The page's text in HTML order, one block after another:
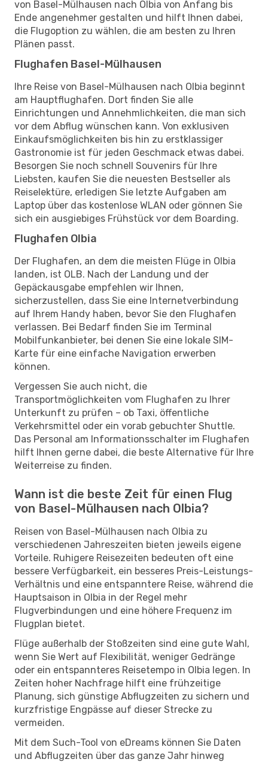
von Basel-Mülhausen nach Olbia von Anfang bis
Ende angenehmer gestalten und hilft Ihnen dabei,
die Flugoption zu wählen, die am besten zu Ihren
Plänen passt.
Flughafen Basel-Mülhausen
Ihre Reise von Basel-Mülhausen nach Olbia beginnt
am Hauptflughafen. Dort finden Sie alle
Einrichtungen und Annehmlichkeiten, die man sich
vor dem Abflug wünschen kann. Von exklusiven
Einkaufsmöglichkeiten bis hin zu erstklassiger
Gastronomie ist für jeden Geschmack etwas dabei.
Besorgen Sie noch schnell Souvenirs für Ihre
Liebsten, kaufen Sie die neuesten Bestseller als
Reiselektüre, erledigen Sie letzte Aufgaben am
Laptop über das kostenlose WLAN oder gönnen Sie
sich ein ausgiebiges Frühstück vor dem Boarding.
Flughafen Olbia
Der Flughafen, an dem die meisten Flüge in Olbia
landen, ist OLB. Nach der Landung und der
Gepäckausgabe empfehlen wir Ihnen,
sicherzustellen, dass Sie eine Internetverbindung
auf Ihrem Handy haben, bevor Sie den Flughafen
verlassen. Bei Bedarf finden Sie im Terminal
Mobilfunkanbieter, bei denen Sie eine lokale SIM-
Karte für eine einfache Navigation erwerben
können.
Vergessen Sie auch nicht, die
Transportmöglichkeiten vom Flughafen zu Ihrer
Unterkunft zu prüfen – ob Taxi, öffentliche
Verkehrsmittel oder ein vorab gebuchter Shuttle.
Das Personal am Informationsschalter im Flughafen
hilft Ihnen gerne dabei, die beste Alternative für Ihre
Weiterreise zu finden.
Wann ist die beste Zeit für einen Flug
von Basel-Mülhausen nach Olbia?
Reisen von Basel-Mülhausen nach Olbia zu
verschiedenen Jahreszeiten bieten jeweils eigene
Vorteile. Ruhigere Reisezeiten bedeuten oft eine
bessere Verfügbarkeit, ein besseres Preis-Leistungs-
Verhältnis und eine entspanntere Reise, während die
Hauptsaison in Olbia in der Regel mehr
Flugverbindungen und eine höhere Frequenz im
Flugplan bietet.
Flüge außerhalb der Stoßzeiten sind eine gute Wahl,
wenn Sie Wert auf Flexibilität, weniger Gedränge
oder ein entspannteres Reisetempo in Olbia legen. In
Zeiten hoher Nachfrage hilft eine frühzeitige
Planung, sich günstige Abflugzeiten zu sichern und
kurzfristige Engpässe auf dieser Strecke zu
vermeiden.
Mit dem Such-Tool von eDreams können Sie Daten
und Abflugzeiten über das ganze Jahr hinweg